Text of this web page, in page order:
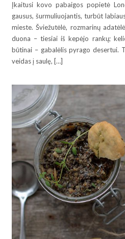
Įkaitusi kovo pabaigos popietė
gausus, šurmuliuojantis, turbūt
mieste. Šviežutėlė, rozmarinų
duona – tiesiai iš kepėjo rankų;
būtinai – gabalėlis pyrago desertui.
veidas į saulę, […]